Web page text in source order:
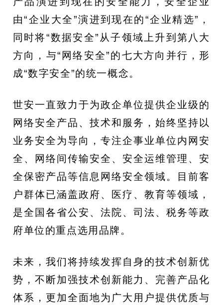
由“企业大全”演进到现在的“企业精选”，
同时将“数据安全”从子领域上升到第八大
方向，与“网络安全”的七大方向并行，形
成“数字安全”的统一概念。
世安一直致力于为政企单位提供企业级的
网络安全产品、技术和服务，始终坚持以
业务安全为导向，专注企事业单位内网安
全、网络间传输安全、安全运维管理、安
全保密产品等信息网络安全领域。目前客
户群体已涵盖政府、医疗、教育等领域，
是全国各省公安、法院、司法、税务等政
府单位的重点选用品牌。
未来，我们将持续发挥自身的技术创新优
势，不断加强技术创新能力、完善产品化
体系，更加全面地为广大用户提供优质与